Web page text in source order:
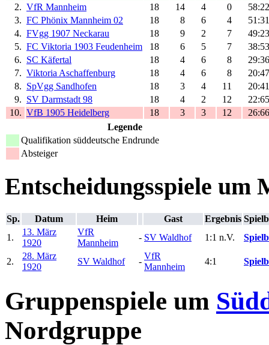
2. VfR Mannheim 18 14 4 0
58:22
3. FC Phönix Mannheim 02 18 8 6 4
51:31
4. FVgg 1907 Neckarau 18 9 2 7
49:23
5. FC Viktoria 1903 Feudenheim 18 6 5 7
38:53
6. SC Käfertal 18 4 6 8
29:36
7. Viktoria Aschaffenburg 18 4 6 8
20:47
8. SpVgg Sandhofen 18 3 4 11
20:41
9. SV Darmstadt 98 18 4 2 12
22:65
10. VfB 1905 Heidelberg 18 3 3 12
26:66
Legende
Qualifikation süddeutsche Endrunde
Absteiger
Entscheidungsspiele um
Sp. Datum Heim Gast Ergebnis
1.
13. März
1920
VfR
Mannheim
- SV Waldhof 1:1 n.V.
2.
28. März
1920
SV Waldhof -
VfR
Mannheim
4:1
Gruppenspiele um
Nordgruppe